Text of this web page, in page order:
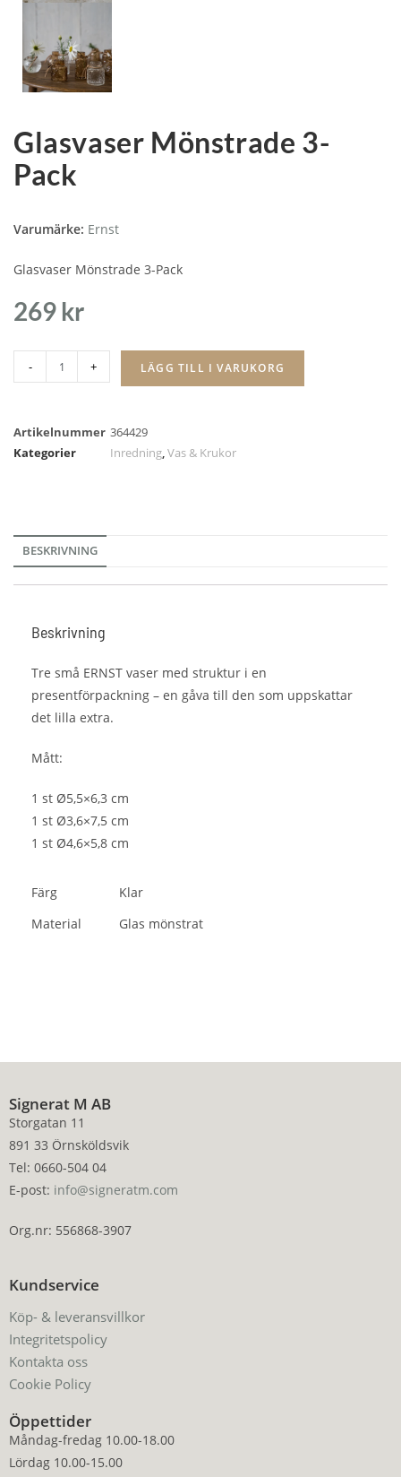
Glasvaser Mönstrade 3-
Pack
Varumärke: Ernst
Glasvaser Mönstrade 3-Pack
269 kr
- + LÄGG TILL I VARUKORG
Artikelnummer 364429
Kategorier
Inredning,Vas & Krukor
BESKRIVNING
Beskrivning
Tre små ERNST vaser med struktur i en
presentförpackning – en gåva till den som uppskattar
det lilla extra.
Mått:
1 st Ø5,5×6,3 cm
1 st Ø3,6×7,5 cm
1 st Ø4,6×5,8 cm
Färg
Klar
Material
Glas mönstrat
Signerat M AB
Storgatan 11
891 33 Örnsköldsvik
Tel: 0660-504 04
E-post: info@signeratm.com
Org.nr: 556868-3907
Kundservice
Köp- & leveransvillkor
Integritetspolicy
Kontakta oss
Cookie Policy
Öppettider
Måndag-fredag 10.00-18.00
Lördag 10.00-15.00